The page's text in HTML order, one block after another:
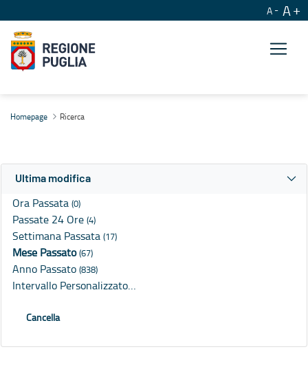
A A
Homepage Ricerca
Ultima modifica
Ora Passata (0)
Passate 24 Ore (4)
Settimana Passata (17)
Mese Passato(67)
Anno Passato (838)
Intervallo Personalizzato…
Cancella